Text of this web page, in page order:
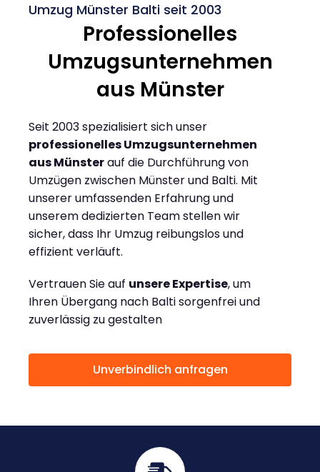
Umzug Münster Balti seit 2003
Professionelles
Umzugsunternehmen
aus Münster
Seit 2003 spezialisiert sich unser
professionelles Umzugsunternehmen
aus Münsterauf die Durchführung von
Umzügen zwischen Münster und Balti. Mit
unserer umfassenden Erfahrung und
unserem dedizierten Team stellen wir
sicher, dass Ihr Umzug reibungslos und
effizient verläuft.
Vertrauen Sie auf unsere Expertise, um
Ihren Übergang nach Balti sorgenfrei und
zuverlässig zu gestalten
Unverbindlich anfragen